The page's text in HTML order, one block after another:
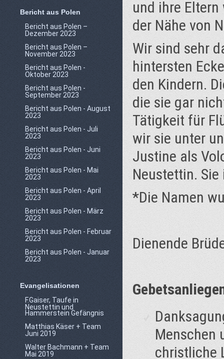
Bericht aus Polen
Bericht aus Polen –
Dezember 2023
Bericht aus Polen –
November 2023
Bericht aus Polen -
Oktober 2023
Bericht aus Polen -
September 2023
Bericht aus Polen - August
2023
Bericht aus Polen - Juli
2023
Bericht aus Polen - Juni
2023
Bericht aus Polen - Mai
2023
Bericht aus Polen - April
2023
Bericht aus Polen - März
2023
Bericht aus Polen - Februar
2023
Bericht aus Polen - Januar
2023
Evangelisationen
F.Gaiser, Taufe in
Neustettin und
Hammerstein Gefängnis
Matthias Käser + Team
Juni 2019
Walter Bachmann + Team
Mai 2019
und ihre
der Nähe von
Wir sind sehr
hintersten
den Kindern.
die sie gar
Tätigkeit für
wir sie unter
Justine als
Neustettin.
*Die Namen
Dienende
Menschen
christliche